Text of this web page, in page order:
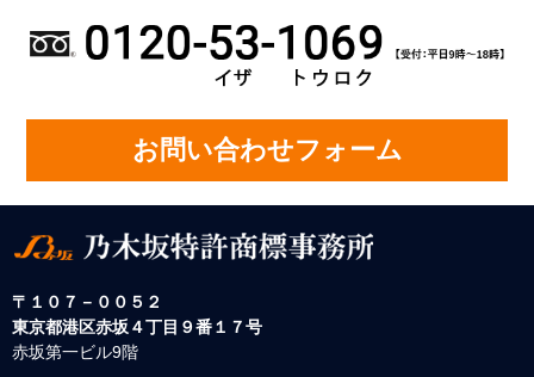
お問い合わせフォーム
〒１０７－００５２
東京都港区赤坂４丁目９番１７号
赤坂第一ビル9階